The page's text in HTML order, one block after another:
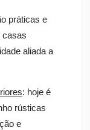
práticas e
casas
aliada a
: hoje é
rústicas
e